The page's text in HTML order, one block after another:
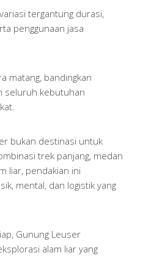
tergantung durasi,
penggunaan jasa
matang, bandingkan
seluruh kebutuhan
bukan destinasi untuk
trek panjang, medan
liar, pendakian ini
mental, dan logistik yang
Gunung Leuser
alam liar yang